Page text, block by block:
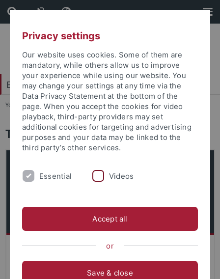
Skip
to
content
Skip
to
footer
Exzellenzstrategie
You are here: Startseite ... Team
Team
Das Team der Exzellenzstrategie unterstützt in Fragen
rund um das Thema Exzellenzstrategie und damit
verbundene Projekte, Förderungen und Kooperationen der
Privacy settings
Our website uses cookies. Some of them are
mandatory, while others allow us to improve
your experience while using our website. You
may change your settings at any time via the
Data Privacy Statement at the bottom of the
page. When you accept the cookies for video
playback, third-party providers may set
additional cookies for targeting and advertising
purposes and your data may be linked to the
third party’s other services.
Essential Videos
Accept all
or
Save & close